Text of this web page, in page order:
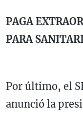
PAGA
PARA
Por último, el
anunció la